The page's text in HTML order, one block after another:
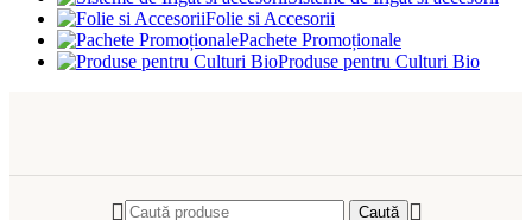
Folie si Accesorii
Pachete Promoționale
Produse pentru Culturi Bio
Caută